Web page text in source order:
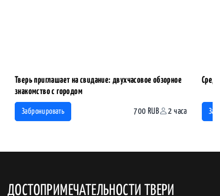
Тверь приглашает на свидание: двухчасовое обзорное
знакомство с городом
Забронировать 700 RUB 2 часа
ДОСТОПРИМЕЧАТЕЛЬНОСТИ ТВЕРИ